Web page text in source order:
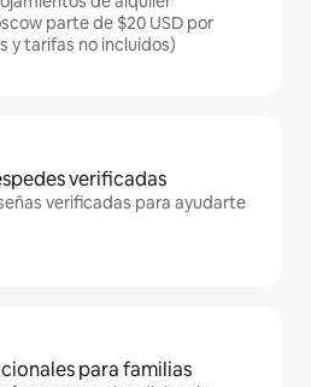
parte de $20 USD por
y tarifas no incluidos)
verificadas
verificadas para ayudarte
para familias